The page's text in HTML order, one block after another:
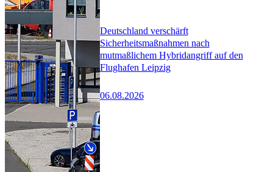
Deutschland verschärft
Sicherheitsmaßnahmen nach
mutmaßlichem Hybridangriff auf den
Flughafen Leipzig
06.08.2026